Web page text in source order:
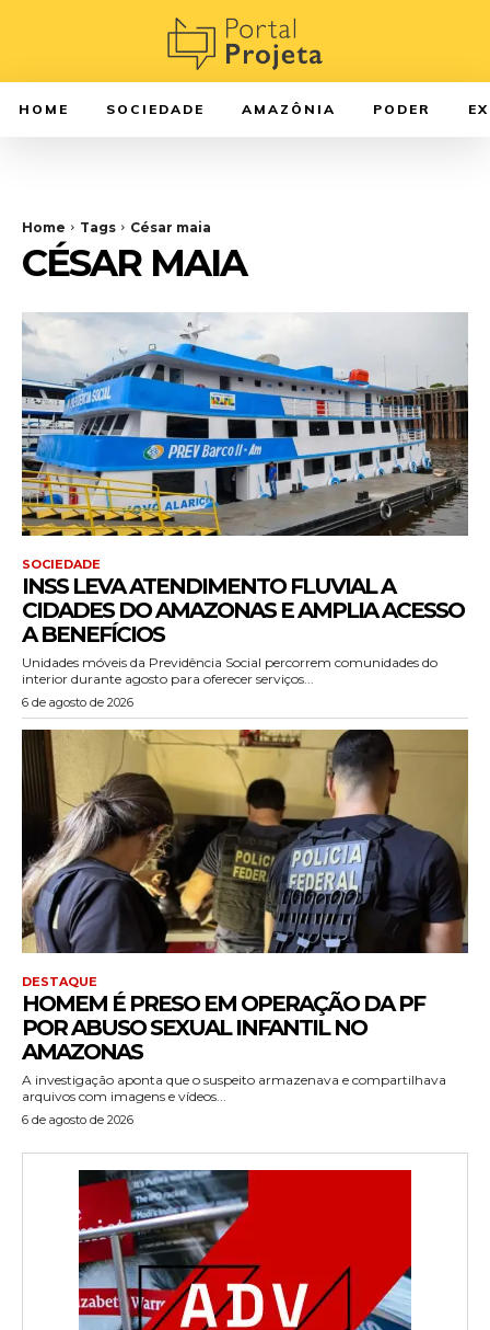
HOME SOCIEDADE AMAZÔNIA PODER
Home Tags César maia
CÉSAR MAIA
SOCIEDADE
INSS LEVA ATENDIMENTO FLUVIAL A
CIDADES DO AMAZONAS E AMPLIA ACESSO
A BENEFÍCIOS
Unidades móveis da Previdência Social percorrem comunidades do
interior durante agosto para oferecer serviços...
6 de agosto de 2026
DESTAQUE
HOMEM É PRESO EM OPERAÇÃO DA PF
POR ABUSO SEXUAL INFANTIL NO
AMAZONAS
A investigação aponta que o suspeito armazenava e compartilhava
arquivos com imagens e vídeos...
6 de agosto de 2026